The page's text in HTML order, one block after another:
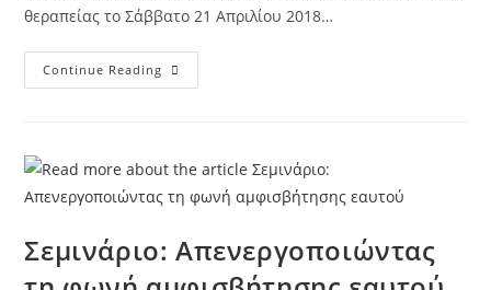
θεραπείας το Σάββατο 21 Απριλίου 2018…
Continue Reading
Σεμινάριο: Απενεργοποιώντας